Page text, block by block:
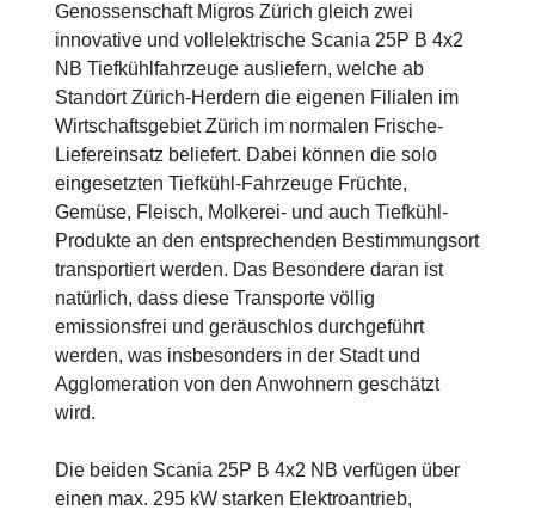
Genossenschaft Migros Zürich gleich zwei
innovative und vollelektrische Scania 25P B 4x2
NB Tiefkühlfahrzeuge ausliefern, welche ab
Standort Zürich-Herdern die eigenen Filialen im
Wirtschaftsgebiet Zürich im normalen Frische-
Liefereinsatz beliefert. Dabei können die solo
eingesetzten Tiefkühl-Fahrzeuge Früchte,
Gemüse, Fleisch, Molkerei- und auch Tiefkühl-
Produkte an den entsprechenden Bestimmungsort
transportiert werden. Das Besondere daran ist
natürlich, dass diese Transporte völlig
emissionsfrei und geräuschlos durchgeführt
werden, was insbesonders in der Stadt und
Agglomeration von den Anwohnern geschätzt
wird.
Die beiden Scania 25P B 4x2 NB verfügen über
einen max. 295 kW starken Elektroantrieb,